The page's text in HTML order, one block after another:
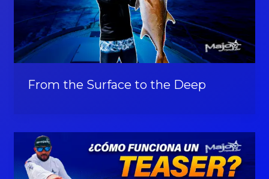
From the Surface to the Deep